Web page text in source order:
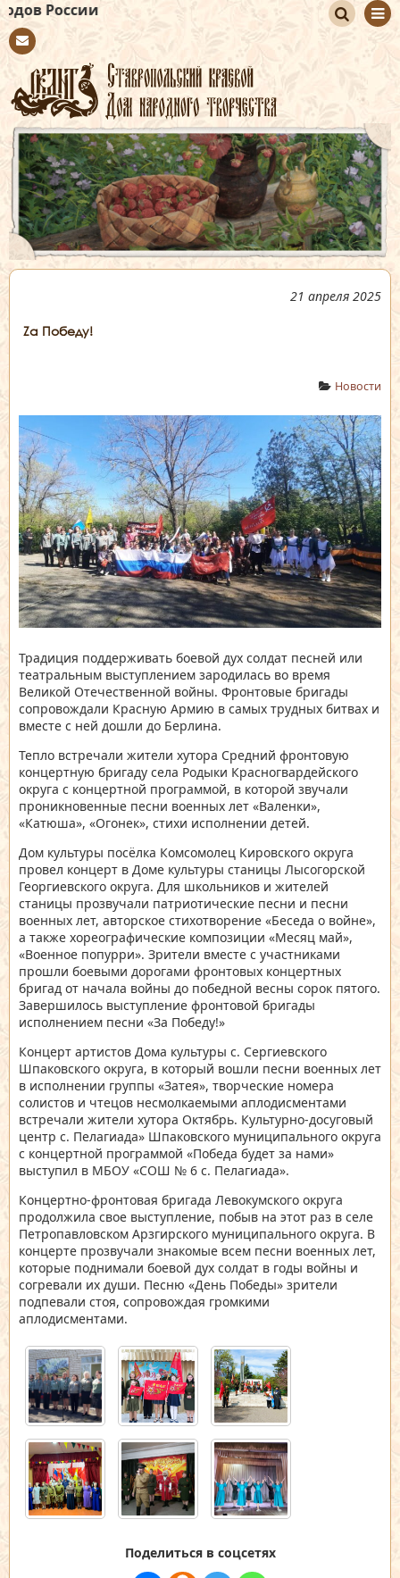
tact
иск
21 апреля 2025
Zа Победу!
Новости
Традиция поддерживать боевой дух солдат песней или
театральным выступлением зародилась во время
Великой Отечественной войны. Фронтовые бригады
сопровождали Красную Армию в самых трудных битвах и
вместе с ней дошли до Берлина.
Тепло встречали жители хутора Средний фронтовую
концертную бригаду села Родыки Красногвардейского
округа с концертной программой, в которой звучали
проникновенные песни военных лет «Валенки»,
«Катюша», «Огонек», стихи исполнении детей.
Дом культуры посёлка Комсомолец Кировского округа
провел концерт в Доме культуры станицы Лысогорской
Георгиевского округа. Для школьников и жителей
станицы прозвучали патриотические песни и песни
военных лет, авторское стихотворение «Беседа о войне»,
а также хореографические композиции «Месяц май»,
«Военное попурри». Зрители вместе с участниками
прошли боевыми дорогами фронтовых концертных
бригад от начала войны до победной весны сорок пятого.
Завершилось выступление фронтовой бригады
исполнением песни «За Победу!»
Концерт артистов Дома культуры с. Сергиевского
Шпаковского округа, в который вошли песни военных лет
в исполнении группы «Затея», творческие номера
солистов и чтецов несмолкаемыми аплодисментами
встречали жители хутора Октябрь. Культурно-досуговый
центр с. Пелагиада» Шпаковского муниципального округа
с концертной программой «Победа будет за нами»
выступил в МБОУ «СОШ № 6 с. Пелагиада».
Концертно-фронтовая бригада Левокумского округа
продолжила свое выступление, побыв на этот раз в селе
Петропавловском Арзгирского муниципального округа. В
концерте прозвучали знакомые всем песни военных лет,
которые поднимали боевой дух солдат в годы войны и
согревали их души. Песню «День Победы» зрители
подпевали стоя, сопровождая громкими
аплодисментами.
Поделиться в соцсетях